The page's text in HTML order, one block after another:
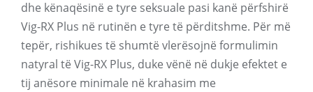
dhe kënaqësinë e tyre seksuale pasi kanë përfshirë
Vig-RX Plus në rutinën e tyre të përditshme. Për më
tepër, rishikues të shumtë vlerësojnë formulimin
natyral të Vig-RX Plus, duke vënë në dukje efektet e
tij anësore minimale në krahasim me